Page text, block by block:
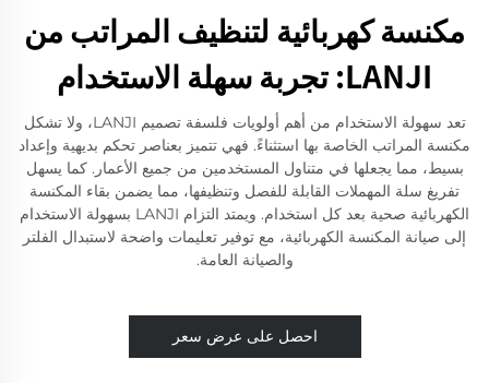
مكنسة كهربائية لتنظيف المراتب من
LANJI: تجربة سهلة الاستخدام
تعد سهولة الاستخدام من أهم أولويات فلسفة تصميم LANJI، ولا تشكل
مكنسة المراتب الخاصة بها استثناءً. فهي تتميز بعناصر تحكم بديهية وإعداد
بسيط، مما يجعلها في متناول المستخدمين من جميع الأعمار. كما يسهل
تفريغ سلة المهملات القابلة للفصل وتنظيفها، مما يضمن بقاء المكنسة
الكهربائية صحية بعد كل استخدام. ويمتد التزام LANJI بسهولة الاستخدام
إلى صيانة المكنسة الكهربائية، مع توفير تعليمات واضحة لاستبدال الفلتر
والصيانة العامة.
احصل على عرض سعر